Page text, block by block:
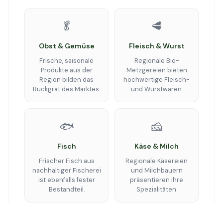
🥬
Obst & Gemüse
Frische, saisonale
Produkte aus der
Region bilden das
Rückgrat des Marktes.
🥩
Fleisch & Wurst
Regionale Bio-
Metzgereien bieten
hochwertige Fleisch-
und Wurstwaren.
🐟
Fisch
Frischer Fisch aus
nachhaltiger Fischerei
ist ebenfalls fester
Bestandteil.
🧀
Käse & Milch
Regionale Käsereien
und Milchbauern
präsentieren ihre
Spezialitäten.